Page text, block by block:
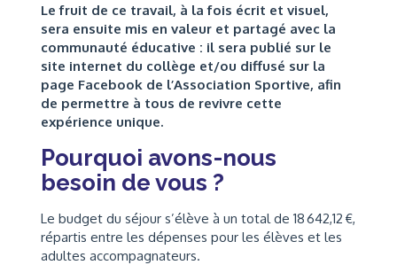
Le fruit de ce travail, à la fois écrit et visuel,
sera ensuite mis en valeur et partagé avec la
communauté éducative : il sera publié sur le
site internet du collège et/ou diffusé sur la
page Facebook de l’Association Sportive, afin
de permettre à tous de revivre cette
expérience unique.
Pourquoi avons-nous
besoin de vous ?
Le budget du séjour s’élève à un total de 18 642,12 €,
répartis entre les dépenses pour les élèves et les
adultes accompagnateurs.